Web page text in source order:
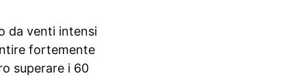
da venti intensi
fortemente
superare i 60